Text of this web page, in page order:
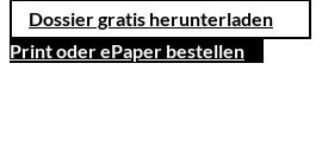
Dossier gratis herunterladen
Print oder ePaper bestellen